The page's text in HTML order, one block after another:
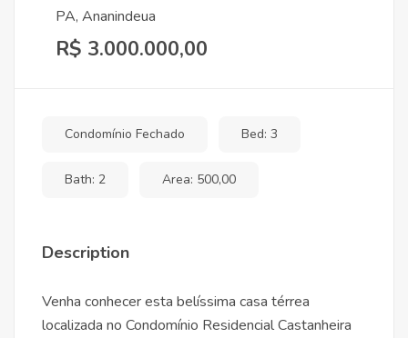
PA, Ananindeua
R$ 3.000.000,00
Condomínio Fechado Bed: 3
Bath: 2 Area: 500,00
Description
Venha conhecer esta belíssima casa térrea
localizada no Condomínio Residencial Castanheira